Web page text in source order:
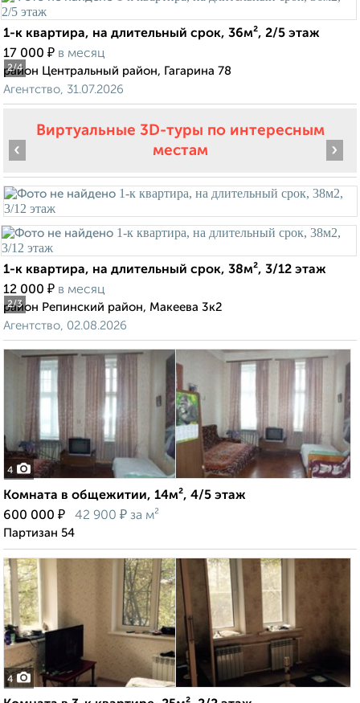
2/4
1-к квартира, на длительный срок, 36м², 2/5 этаж
17 000 ₽ в месяц
район Центральный район, Гагарина 78
Агентство, 31.07.2026
Виртуальные 3D-туры по интересным
местам
2/3
‹ ›
1-к квартира, на длительный срок, 38м², 3/12 этаж
12 000 ₽ в месяц
район Репинский район, Макеева 3к2
Агентство, 02.08.2026
4
Комната в общежитии, 14м², 4/5 этаж
600 000 ₽ 42 900 ₽ за м²
Партизан 54
4